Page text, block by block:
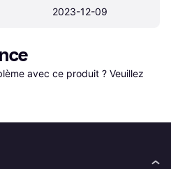
2023-12-09
avec ce produit ? Veuillez